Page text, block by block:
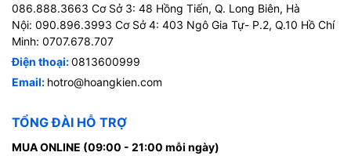
086.888.3663 Cơ Sở 3: 48 Hồng Tiến, Q. Long Biên, Hà
Nội: 090.896.3993 Cơ Sở 4: 403 Ngô Gia Tự- P.2, Q.10 Hồ Chí
Minh: 0707.678.707
Điện thoại:0813600999
Email: hotro@hoangkien.com
TỔNG ĐÀI HỖ TRỢ
MUA ONLINE (09:00 - 21:00 mỗi ngày)